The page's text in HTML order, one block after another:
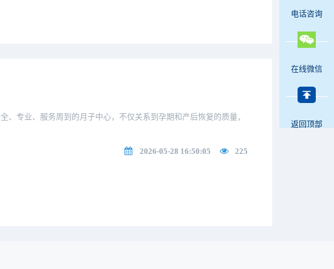
专业、服务周到的月子中心，不仅关系到孕期和产后恢复的质量，
2026-05-28 16:50:05 225
电话咨询
在线微信
返回顶部